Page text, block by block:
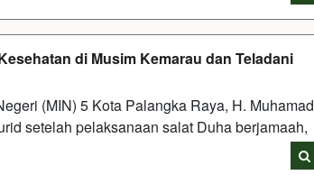
di Musim Kemarau dan Teladani
(MIN) 5 Kota Palangka Raya, H. Muhamad
setelah pelaksanaan salat Duha berjamaah,